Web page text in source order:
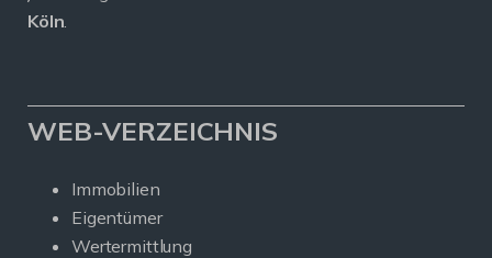
Köln.
WEB-VERZEICHNIS
Immobilien
Eigentümer
Wertermittlung